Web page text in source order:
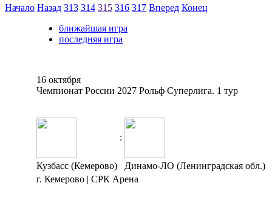
Начало Назад 313 314 315 316 317 Вперед Конец
ближайшая игра
последняя игра
16 октября
Чемпионат России 2027 Рольф Суперлига. 1 тур
:
Кузбасс (Кемерово)
Динамо-ЛО (Ленинградская обл.)
г. Кемерово | СРК Арена